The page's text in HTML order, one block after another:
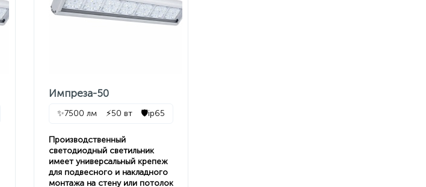
Импреза-50
✨7500 лм ⚡50 вт 🛡️ip65
Производственный
светодиодный светильник
имеет универсальный крепеж
для подвесного и накладного
монтажа на стену или потолок